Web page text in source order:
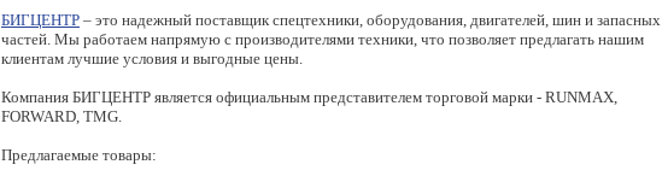
БИГЦЕНТР – это надежный поставщик спецтехники, оборудования, двигателей, шин и запасных
частей. Мы работаем напрямую с производителями техники, что позволяет предлагать нашим
клиентам лучшие условия и выгодные цены.
Компания БИГЦЕНТР является официальным представителем торговой марки - RUNMAX,
FORWARD, TMG.
Предлагаемые товары: